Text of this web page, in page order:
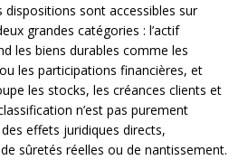
dispositions sont accessibles sur
grandes catégories : l’actif
les biens durables comme les
les participations financières, et
les stocks, les créances clients et
n’est pas purement
effets juridiques directs,
sûretés réelles ou de nantissement.